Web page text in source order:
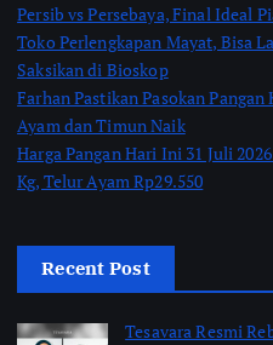
Persib vs Persebaya, Final Ideal
Toko Perlengkapan Mayat, Bisa
Saksikan di Bioskop
Farhan Pastikan Pasokan
Ayam dan Timun Naik
Harga Pangan Hari Ini 31 Juli
Kg, Telur Ayam Rp29.550
Recent Post
Tesavara Resmi